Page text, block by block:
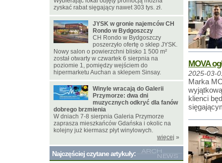
MOVA
2025-03-
Marka
klienci
zyskać rabat sięgający nawet 303 tys. zł.
JYSK w gronie najemców CH
Rondo w Bydgoszczy
CH Rondo w Bydgoszczy
poszerzyło ofertę o sklep JYSK.
Nowy salon o powierzchni blisko 1 500 m²
został otwarty w czwartek 6 sierpnia na
poziomie 1, pomiędzy wejściem do
hipermarketu Auchan a sklepem Sinsay.
Winyle wracają do Galerii
Przymorze: dwa dni
muzycznych odkryć dla fanów
dobrego brzmienia
W dniach 7-8 sierpnia Galeria Przymorze
zaprasza mieszkańców Gdańska i okolic na
kolejny już kiermasz płyt winylowych.
więcej »
Najczęściej czytane artykuły: